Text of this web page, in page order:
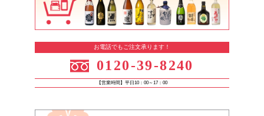
お電話でもご注文承ります！
0120-39-8240
【営業時間】平日10：00～17：00